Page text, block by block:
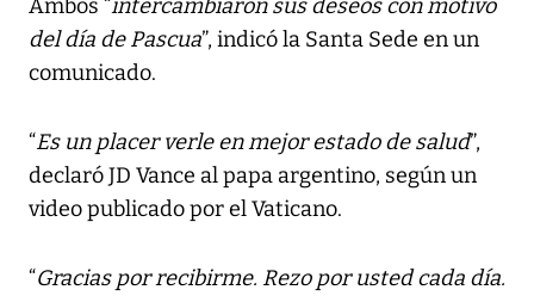
Ambos “intercambiaron sus deseos con motivo
del día de Pascua”, indicó la Santa Sede en un
comunicado.
“Es un placer verle en mejor estado de salud”,
declaró JD Vance al papa argentino, según un
video publicado por el Vaticano.
“Gracias por recibirme. Rezo por usted cada día.